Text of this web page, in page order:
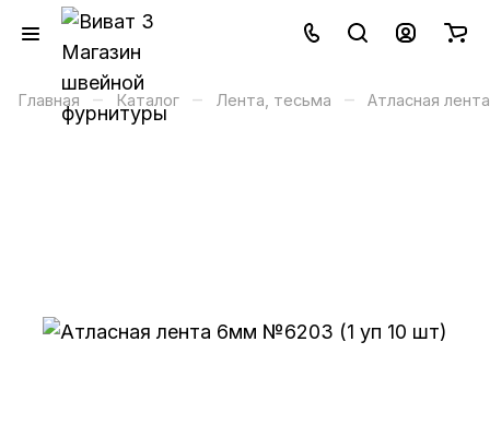
Главная – Каталог – Лента, тесьма – Атласная лента